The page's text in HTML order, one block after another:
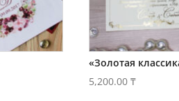
«Золотая
5,200.00₸